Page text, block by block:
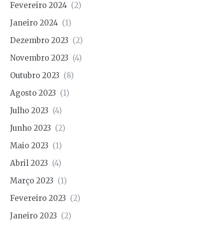
Fevereiro 2024 (2)
Janeiro 2024 (1)
Dezembro 2023 (2)
Novembro 2023 (4)
Outubro 2023 (8)
Agosto 2023 (1)
Julho 2023 (4)
Junho 2023 (2)
Maio 2023 (1)
Abril 2023 (4)
Março 2023 (1)
Fevereiro 2023 (2)
Janeiro 2023 (2)